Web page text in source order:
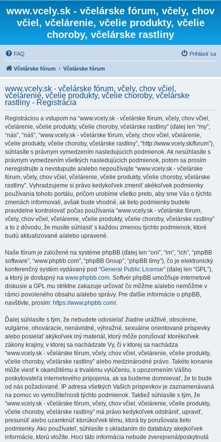
www.vcely.sk - včelárske fórum, včely, chov
včiel, včelárenie, včelie produkty, včelie
choroby, včelárske rastliny
FAQ Prihlásiť sa
Včelárske fórum Včelárske fórum
www.vcely.sk - včelárske fórum, včely, chov včiel,
včelárenie, včelie produkty, včelie choroby, včelárske
rastliny - Registrácia
Registráciou a vstupom na “www.vcely.sk - včelárske fórum, včely, chov včiel,
včelárenie, včelie produkty, včelie choroby, včelárske rastliny” (ďalej len “my”,
“nás”, “náš”, “www.vcely.sk - včelárske fórum, včely, chov včiel, včelárenie,
včelie produkty, včelie choroby, včelárske rastliny”, “http://www.vcely.sk/forum”),
súhlasíte s právnym vymedzením nasledujúcich podmienok. Ak nesúhlasíte s
právnym vymedzením všetkých nasledujúcich podmienok, potom sa prosím
neregistrujte a nevstupujte a/alebo nepoužívajte “www.vcely.sk - včelárske
fórum, včely, chov včiel, včelárenie, včelie produkty, včelie choroby, včelárske
rastliny”. Vyhradzujeme si právo kedykoľvek zmeniť akékoľvek podmienky
používania tohoto portálu, pričom urobíme všetko preto, aby sme Vás o týchto
zmenách informovali, avšak bude vhodné, ak tieto podmienky budete
pravidelne kontrolovať počas používania “www.vcely.sk - včelárske fórum,
včely, chov včiel, včelárenie, včelie produkty, včelie choroby, včelárske rastliny”
a to z dôvodu, že musíte súhlasiť s každou zmenou týchto podmienok, ktoré
budú aktualizované a/alebo upravené.
Naše fórum je založené na systéme phpBB (ďalej len “oni”, “im”, “ich”, “phpBB
software”, “www.phpbb.com”, “phpBB Group”, “phpBB tímy”), čo je elektronický
konferenčný systém vydávaný pod “General Public License” (ďalej len “GPL”),
a ktorý je dostupný na www.phpbb.com. Softvér phpBB umožňuje internetové
diskusie a GPL mu striktne zakazuje určovať čo môžme a/alebo nemôžme v
rámci povoleného obsahu a/alebo správy. Pre ďalšie informácie o phpBB,
navštívte, prosím: https://www.phpbb.com/.
Ďalej súhlasíte s tým, že nebudete odosielať žiadne urážlivé, obscénne,
vulgárne, ohováracie, nenávistné, výhražné, sexuálne orientované príspevky
alebo posielať akýkoľvek iný materiál, ktorý môže porušovať ktorékoľvek
zákony krajiny, v ktorej sa nachádzate Vy, či v ktorej sa nachádza
“www.vcely.sk - včelárske fórum, včely, chov včiel, včelárenie, včelie produkty,
včelie choroby, včelárske rastliny” alebo medzinárodné právo. Takéto konanie
môže viesť k okamžitému a trvalému vylúčeniu, s upozornením Vášho
poskytovateľa internetového pripojenia, ak sa budeme domnievať, že to bude
od nás požadované. IP adresa všetkých Vašich príspevkov je zaznamenávaná
na pomoc vo vymožiteľnosti týchto podmienok. Taktiež súhlasíte s tým, že
“www.vcely.sk - včelárske fórum, včely, chov včiel, včelárenie, včelie produkty,
včelie choroby, včelárske rastliny” má právo kedykoľvek odstrániť, upraviť,
presunúť alebo uzamknúť ktorúkoľvek tému, ktorá by porušovala tieto
podmienky. Ako používateľ, súhlasíte s ukladaním do databázy akejkoľvek
informácie, ktorú vložíte. Hoci táto informácia nebude zverejnená/poskytnutá